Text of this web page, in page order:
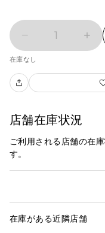
1
在庫なし
店舗在庫状況
ご利用される店舗の在
す。
在庫がある近隣店舗